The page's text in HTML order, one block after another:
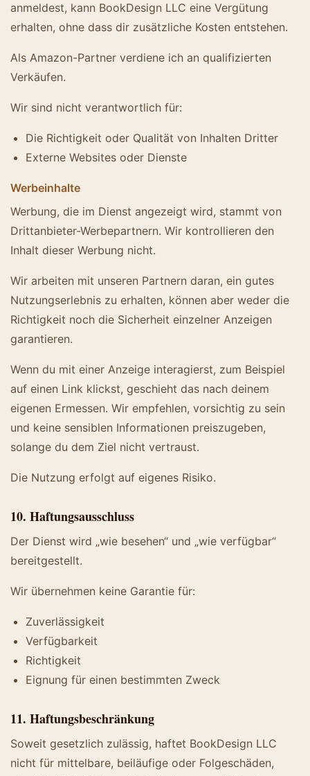
anmeldest, kann BookDesign LLC eine Vergütung
erhalten, ohne dass dir zusätzliche Kosten entstehen.
Als Amazon-Partner verdiene ich an qualifizierten
Verkäufen.
Wir sind nicht verantwortlich für:
Die Richtigkeit oder Qualität von Inhalten Dritter
Externe Websites oder Dienste
Werbeinhalte
Werbung, die im Dienst angezeigt wird, stammt von
Drittanbieter-Werbepartnern. Wir kontrollieren den
Inhalt dieser Werbung nicht.
Wir arbeiten mit unseren Partnern daran, ein gutes
Nutzungserlebnis zu erhalten, können aber weder die
Richtigkeit noch die Sicherheit einzelner Anzeigen
garantieren.
Wenn du mit einer Anzeige interagierst, zum Beispiel
auf einen Link klickst, geschieht das nach deinem
eigenen Ermessen. Wir empfehlen, vorsichtig zu sein
und keine sensiblen Informationen preiszugeben,
solange du dem Ziel nicht vertraust.
Die Nutzung erfolgt auf eigenes Risiko.
10. Haftungsausschluss
Der Dienst wird „wie besehen“ und „wie verfügbar“
bereitgestellt.
Wir übernehmen keine Garantie für:
Zuverlässigkeit
Verfügbarkeit
Richtigkeit
Eignung für einen bestimmten Zweck
11. Haftungsbeschränkung
Soweit gesetzlich zulässig, haftet BookDesign LLC
nicht für mittelbare, beiläufige oder Folgeschäden,